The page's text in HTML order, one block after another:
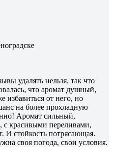
удалять нельзя, так что
что аромат душный,
избавиться от него, но
на более прохладную
Аромат сильный,
с красивыми переливами,
И стойкость потрясающая.
своя погода, свои условия.